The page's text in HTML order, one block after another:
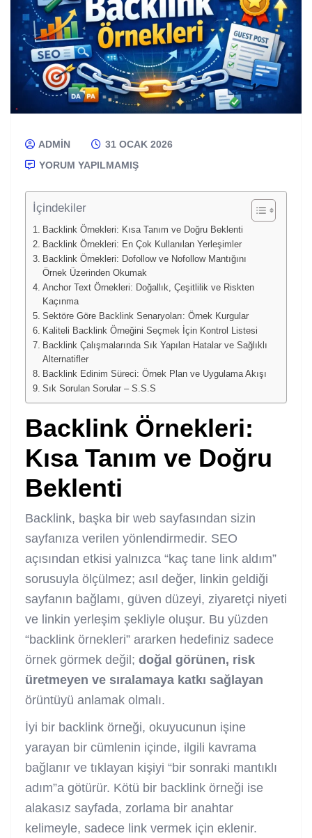
ADMIN
31 OCAK 2026
YORUM YAPILMAMIŞ
İçindekiler
Backlink Örnekleri: Kısa Tanım ve Doğru Beklenti
Backlink Örnekleri: En Çok Kullanılan Yerleşimler
Backlink Örnekleri: Dofollow ve Nofollow Mantığını
Örnek Üzerinden Okumak
Anchor Text Örnekleri: Doğallık, Çeşitlilik ve Riskten
Kaçınma
Sektöre Göre Backlink Senaryoları: Örnek Kurgular
Kaliteli Backlink Örneğini Seçmek İçin Kontrol Listesi
Backlink Çalışmalarında Sık Yapılan Hatalar ve Sağlıklı
Alternatifler
Backlink Edinim Süreci: Örnek Plan ve Uygulama Akışı
Sık Sorulan Sorular – S.S.S
Backlink Örnekleri:
Kısa Tanım ve Doğru
Beklenti
Backlink, başka bir web sayfasından sizin
sayfanıza verilen yönlendirmedir. SEO
açısından etkisi yalnızca “kaç tane link aldım”
sorusuyla ölçülmez; asıl değer, linkin geldiği
sayfanın bağlamı, güven düzeyi, ziyaretçi niyeti
ve linkin yerleşim şekliyle oluşur. Bu yüzden
“backlink örnekleri” ararken hedefiniz sadece
örnek görmek değil; doğal görünen, risk
üretmeyen ve sıralamaya katkı sağlayan
örüntüyü anlamak olmalı.
İyi bir backlink örneği, okuyucunun işine
yarayan bir cümlenin içinde, ilgili kavrama
bağlanır ve tıklayan kişiyi “bir sonraki mantıklı
adım”a götürür. Kötü bir backlink örneği ise
alakasız sayfada, zorlama bir anahtar
kelimeyle, sadece link vermek için eklenir.